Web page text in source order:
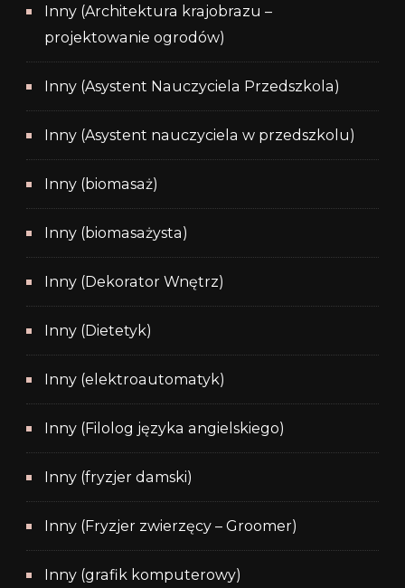
Inny (Architektura krajobrazu –
projektowanie ogrodów)
Inny (Asystent Nauczyciela Przedszkola)
Inny (Asystent nauczyciela w przedszkolu)
Inny (biomasaż)
Inny (biomasażysta)
Inny (Dekorator Wnętrz)
Inny (Dietetyk)
Inny (elektroautomatyk)
Inny (Filolog języka angielskiego)
Inny (fryzjer damski)
Inny (Fryzjer zwierzęcy – Groomer)
Inny (grafik komputerowy)